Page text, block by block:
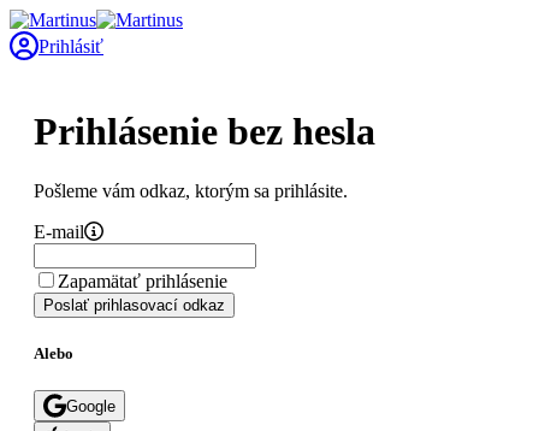
Prihlásiť
Prihlásenie bez hesla
Pošleme vám odkaz, ktorým sa prihlásite.
E-mail
Zapamätať prihlásenie
Poslať prihlasovací odkaz
Alebo
Google